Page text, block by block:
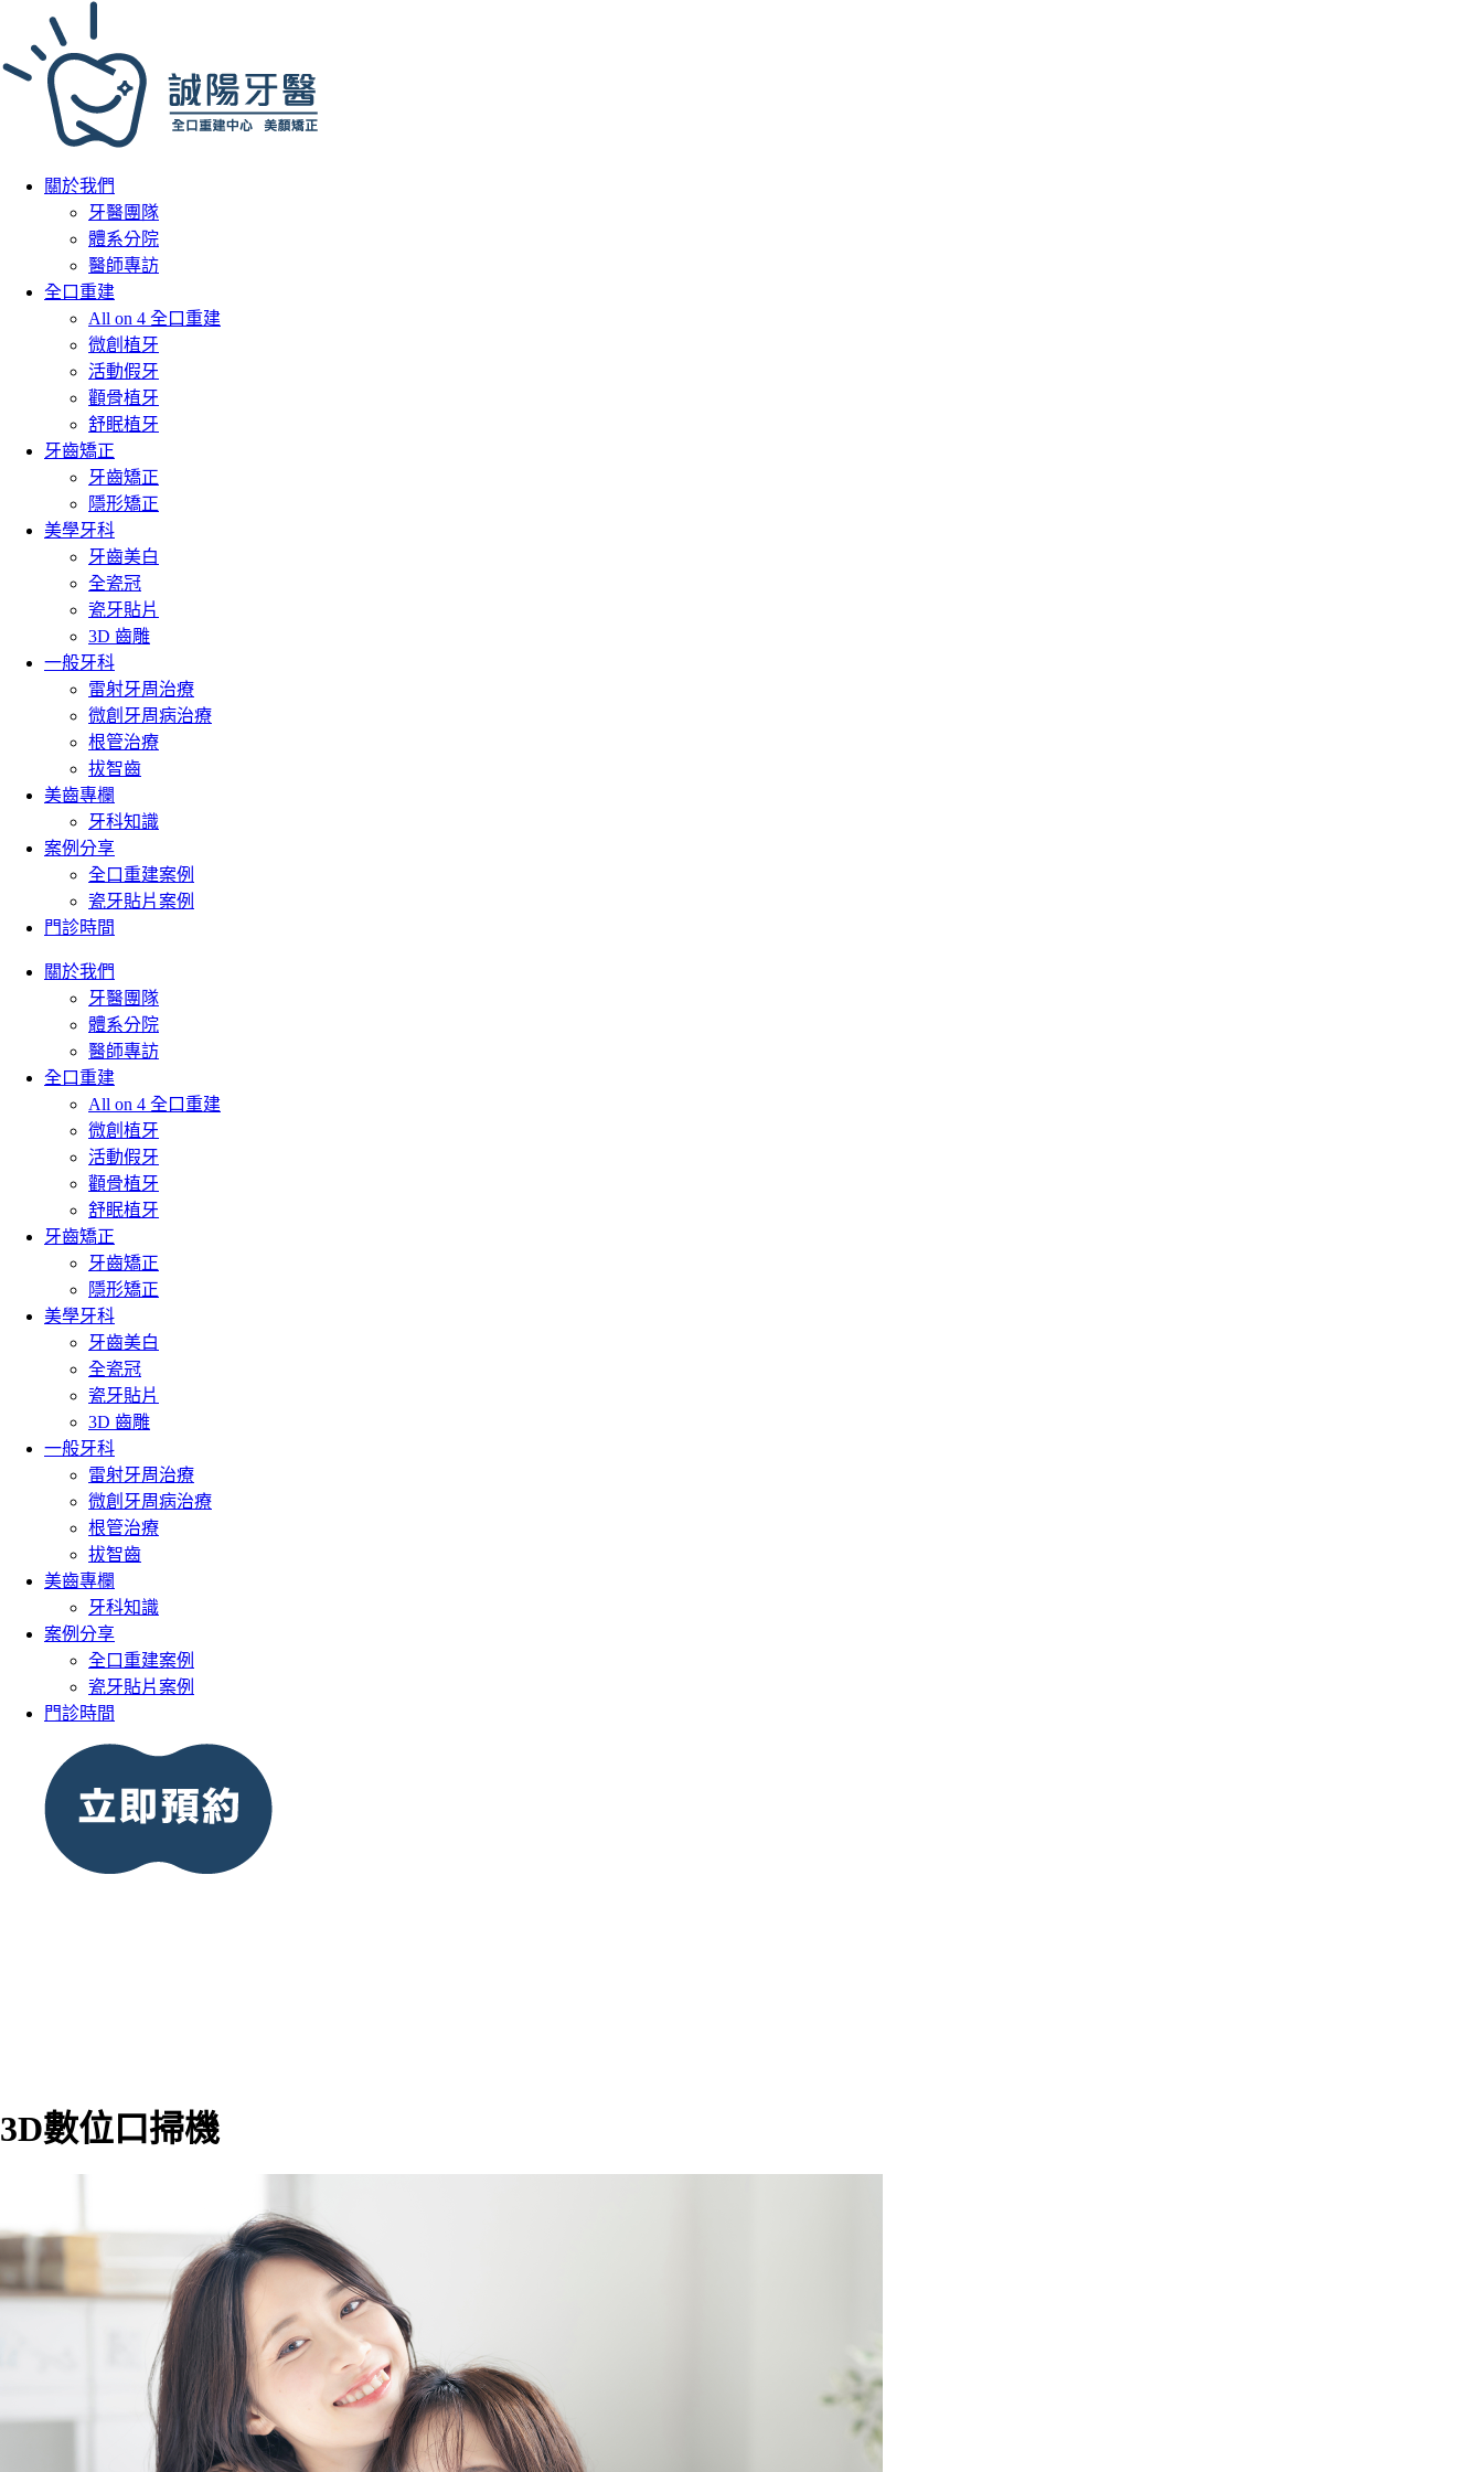
關於我們
牙醫團隊
體系分院
醫師專訪
全口重建
All on 4 全口重建
微創植牙
活動假牙
顴骨植牙
舒眠植牙
牙齒矯正
牙齒矯正
隱形矯正
美學牙科
牙齒美白
全瓷冠
瓷牙貼片
3D 齒雕
一般牙科
雷射牙周治療
微創牙周病治療
根管治療
拔智齒
美齒專欄
牙科知識
案例分享
全口重建案例
瓷牙貼片案例
門診時間
關於我們
牙醫團隊
體系分院
醫師專訪
全口重建
All on 4 全口重建
微創植牙
活動假牙
顴骨植牙
舒眠植牙
牙齒矯正
牙齒矯正
隱形矯正
美學牙科
牙齒美白
全瓷冠
瓷牙貼片
3D 齒雕
一般牙科
雷射牙周治療
微創牙周病治療
根管治療
拔智齒
美齒專欄
牙科知識
案例分享
全口重建案例
瓷牙貼片案例
門診時間
3D數位口掃機